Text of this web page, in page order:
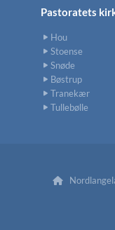
Pastoratets
Hou
Stoense
Snøde
Bøstrup
Tranekær
Tullebølle
